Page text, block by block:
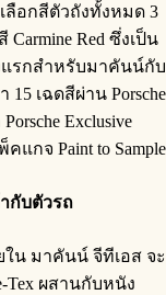
ลือกสีตัวถังทั้งหมด 3
Red ซึ่งเป็น
แรกสำหรับมาคันน์กับ
เฉดสีผ่าน Porsche
Exclusive
แกจ Paint to Sample
กับตัวรถ
น มาคันน์ จีทีเอส จะ
Tex ผสานกับหนัง